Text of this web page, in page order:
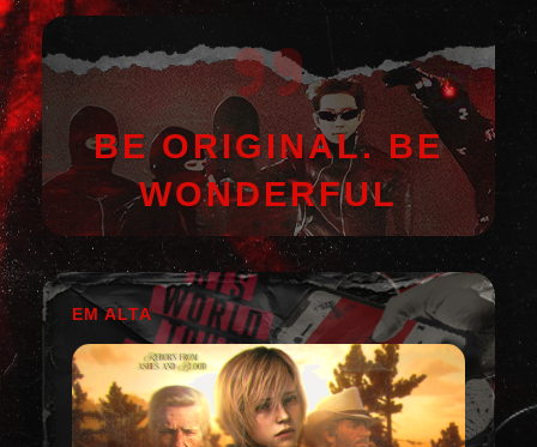
BE ORIGINAL. BE
WONDERFUL
EM ALTA